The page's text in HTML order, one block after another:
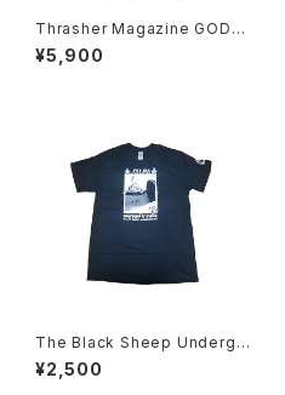
Thrasher Magazine GODZI
LLA ゴジラ スウェット
¥5,900
The Black Sheep Undergr
ound Steve Alba Tシャツ
¥2,500